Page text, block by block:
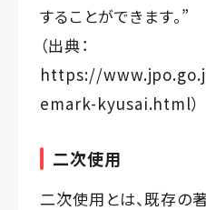
することができます。”
（出典：
https://
emark-kyusai.html）
二次使用
二次使用とは、既存の